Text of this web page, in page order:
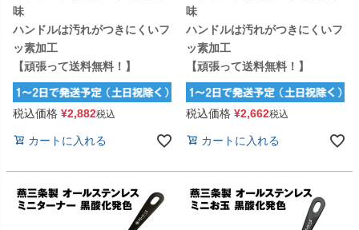
味
ハンドルは汚れがつきにくいフ
ッ素加工
【頑張って送料無料！】
税込価格 ¥2,882税込
カートに入れる
味
ハンドルは汚れがつきにくいフ
ッ素加工
【頑張って送料無料！】
税込価格 ¥2,662税込
カートに入れる